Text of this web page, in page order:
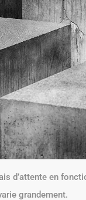
d’attente en
grandement.